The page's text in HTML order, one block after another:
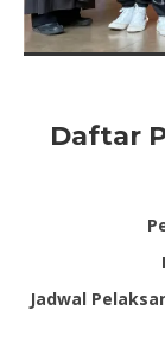
Daftar
Jadwal